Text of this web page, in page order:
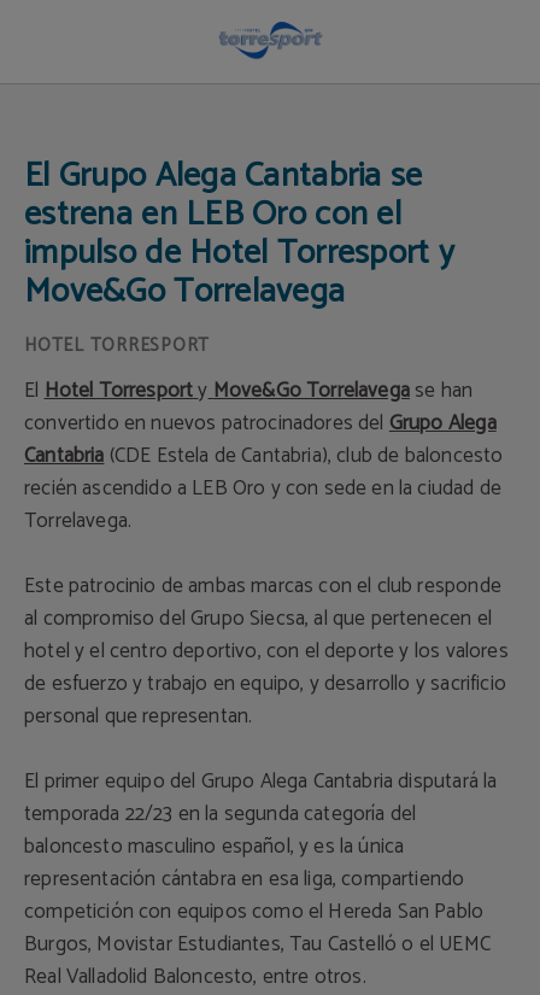
El Grupo Alega Cantabria se
estrena en LEB Oro con el
impulso de Hotel Torresport y
Move&Go Torrelavega
ElHotel TorresportyMove&Go Torrelavegase han
convertido en nuevos patrocinadores del Grupo Alega
Cantabria(CDE Estela de Cantabria), club de baloncesto
recién ascendido a LEB Oro y con sede en la ciudad de
Torrelavega.
Este patrocinio de ambas marcas con el club responde
al compromiso del Grupo Siecsa, al que pertenecen el
hotel y el centro deportivo, con el deporte y los valores
de esfuerzo y trabajo en equipo, y desarrollo y sacrificio
personal que representan.
El primer equipo del Grupo Alega Cantabria disputará la
temporada 22/23 en la segunda categoría del
baloncesto masculino español, y es la única
representación cántabra en esa liga, compartiendo
competición con equipos como el Hereda San Pablo
Burgos, Movistar Estudiantes, Tau Castelló o el UEMC
Real Valladolid Baloncesto, entre otros.